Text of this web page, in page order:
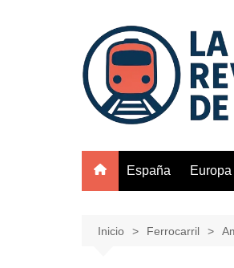
España Europa
Inicio Ferrocarril